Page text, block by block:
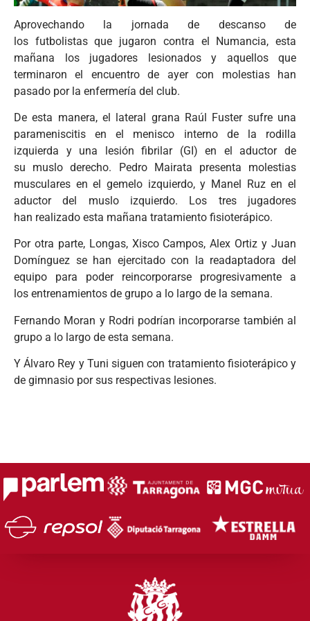
Aprovechando la jornada de descanso de
los futbolistas que jugaron contra el Numancia, esta
mañana los jugadores lesionados y aquellos que
terminaron el encuentro de ayer con molestias han
pasado por la enfermería del club.
De esta manera, el lateral grana Raúl Fuster sufre una
parameniscitis en el menisco interno de la rodilla
izquierda y una lesión fibrilar (GI) en el aductor de
su muslo derecho. Pedro Mairata presenta molestias
musculares en el gemelo izquierdo, y Manel Ruz en el
aductor del muslo izquierdo. Los tres jugadores
han realizado esta mañana tratamiento fisioterápico.
Por otra parte, Longas, Xisco Campos, Alex Ortiz y Juan
Domínguez se han ejercitado con la readaptadora del
equipo para poder reincorporarse progresivamente a
los entrenamientos de grupo a lo largo de la semana.
Fernando Moran y Rodri podrían incorporarse también al
grupo a lo largo de esta semana.
Y Álvaro Rey y Tuni siguen con tratamiento fisioterápico y
de gimnasio por sus respectivas lesiones.